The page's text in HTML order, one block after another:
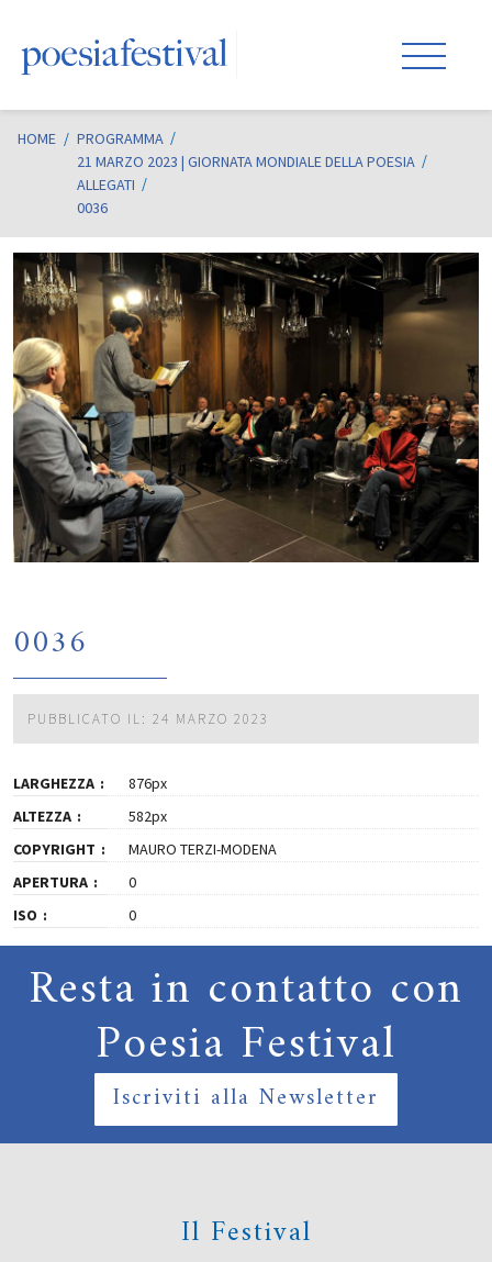
HOME / PROGRAMMA
21 MARZO 2023 | GIORNATA MONDIALE DELLA POESIA
ALLEGATI
0036
0036
PUBBLICATO IL: 24 MARZO 2023
LARGHEZZA
876px
ALTEZZA
582px
COPYRIGHT
MAURO TERZI-MODENA
APERTURA
0
ISO
0
Resta in contatto con
Poesia Festival
Iscriviti alla Newsletter
Il Festival